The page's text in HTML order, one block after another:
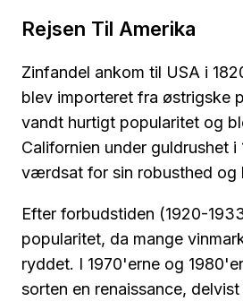
Rejsen Til Amerika
Zinfandel ankom til USA i
blev importeret fra østrigske
vandt hurtigt popularitet og
Californien under guldrushet
værdsat for sin robusthed og
Efter forbudstiden (1920-
popularitet, da mange
ryddet. I 1970'erne og
sorten en renaissance,